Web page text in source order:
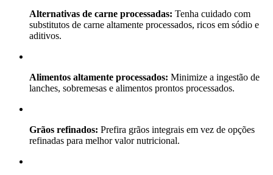
Alternativas de carne processadas: Tenha cuidado com
substitutos de carne altamente processados, ricos em sódio e
aditivos.
Alimentos altamente processados: Minimize a ingestão de
lanches, sobremesas e alimentos prontos processados.
Grãos refinados: Prefira grãos integrais em vez de opções
refinadas para melhor valor nutricional.